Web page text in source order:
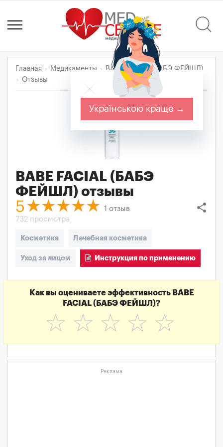
Главная Медикаменты
BABE FACIAL (БАБЭ ФЕЙШЛ)
Отзывы
BABE FACIAL (БАБЭ
ФЕЙШЛ) отзывы
share
5 1 отзыв
732 просмотра
Косметика Лечебная косметика
Уход за лицом Инструкция по применению
Как вы оцениваете эффективность BABE
FACIAL (БАБЭ ФЕЙШЛ)?
☆
☆
☆
☆
☆
Реклама
Українською краще →